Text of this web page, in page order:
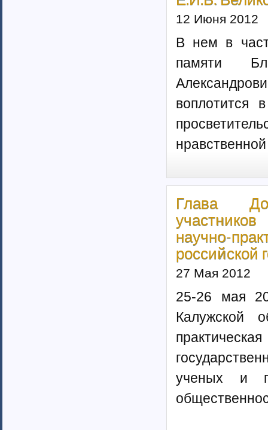
12 Июня 2012
В нем в
памяти
воплотится
Глава
научно-
российской
27 Мая 2012
25-26 мая
Калужской
ученых и